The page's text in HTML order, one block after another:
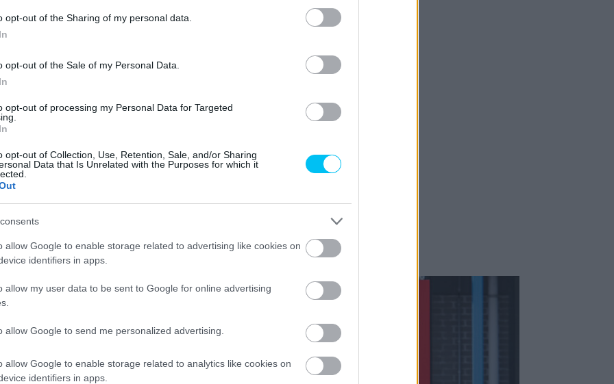
opt-out of the Sharing of my personal data.
opt-out of the Sale of my Personal Data.
opt-out of processing my Personal Data for Targeted
opt-out of Collection, Use, Retention, Sale, and/or Sharing
Data that Is Unrelated with the Purposes for which it
allow Google to enable storage related to advertising like cookies on
identifiers in apps.
allow my user data to be sent to Google for online advertising
allow Google to send me personalized advertising.
allow Google to enable storage related to analytics like cookies on
identifiers in apps.
tabella 12. helyére 19 ponttal.
felzárkózásban Jerezben